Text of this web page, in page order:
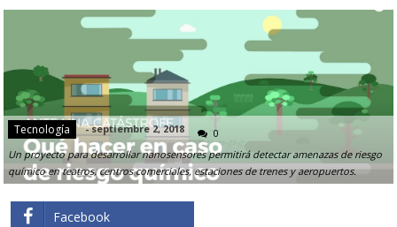
Tecnología -septiembre 2, 2018
0
Un proyecto para desarrollar nanosensores permitirá detectar amenazas de riesgo
químico en teatros, centros comerciales, estaciones de trenes y aeropuertos.
Facebook